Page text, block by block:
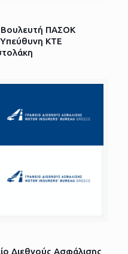
Βουλευτή ΠΑΣΟΚ
ΚΤΕ
Διεθνούς Ασφάλισης